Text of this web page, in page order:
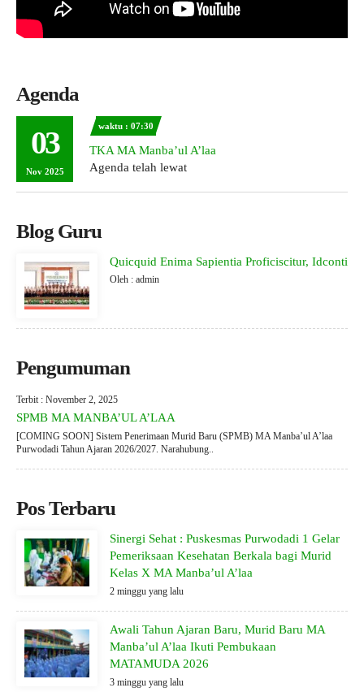
Agenda
03
Nov 2025
waktu : 07:30
TKA MA Manba’ul A’laa
Agenda telah lewat
Blog Guru
Quicquid Enima Sapientia Proficiscitur, Idconti
Oleh : admin
Pengumuman
Terbit : November 2, 2025
SPMB MA MANBA’UL A’LAA
[COMING SOON] Sistem Penerimaan Murid Baru (SPMB) MA Manba’ul A’laa
Purwodadi Tahun Ajaran 2026/2027. Narahubung..
Pos Terbaru
Sinergi Sehat : Puskesmas Purwodadi 1 Gelar
Pemeriksaan Kesehatan Berkala bagi Murid
Kelas X MA Manba’ul A’laa
2 minggu yang lalu
Awali Tahun Ajaran Baru, Murid Baru MA
Manba’ul A’laa Ikuti Pembukaan
MATAMUDA 2026
3 minggu yang lalu